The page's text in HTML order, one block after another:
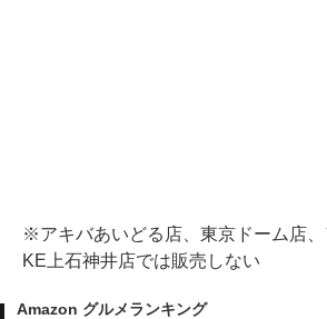
※アキバあいどる店、東京ドーム店
KE上石神井店では販売しない
Amazon グルメランキング